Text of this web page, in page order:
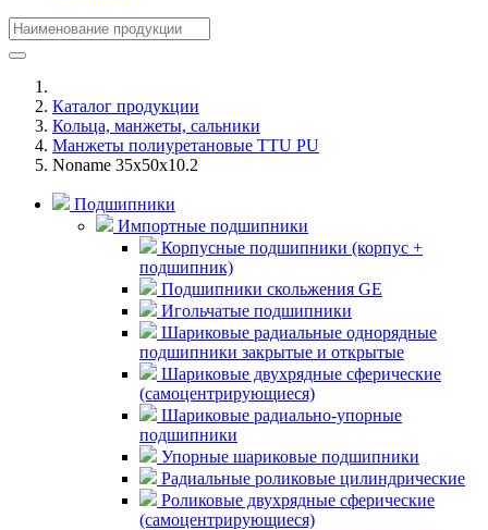
Каталог продукции
Кольца, манжеты, сальники
Манжеты полиуретановые TTU PU
Noname 35x50x10.2
Подшипники
Импортные подшипники
Корпусные подшипники (корпус +
подшипник)
Подшипники скольжения GE
Игольчатые подшипники
Шариковые радиальные однорядные
подшипники закрытые и открытые
Шариковые двухрядные сферические
(самоцентрирующиеся)
Шариковые радиально-упорные
подшипники
Упорные шариковые подшипники
Радиальные роликовые цилиндрические
Роликовые двухрядные сферические
(самоцентрирующиеся)